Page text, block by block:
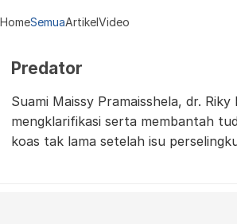
HomeSemuaArtikelVideo
Predator
Suami Maissy Pramaisshela, dr. Riky
mengklarifikasi serta membantah
koas tak lama setelah isu